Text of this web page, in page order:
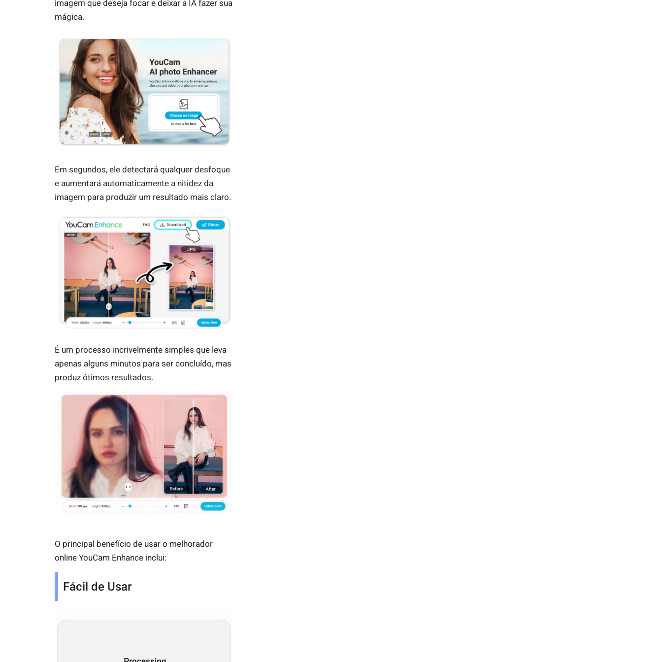
imagem que deseja focar e deixar a IA fazer sua
mágica.
Em segundos, ele detectará qualquer desfoque
e aumentará automaticamente a nitidez da
imagem para produzir um resultado mais claro.
É um processo incrivelmente simples que leva
apenas alguns minutos para ser concluído, mas
produz ótimos resultados.
O principal benefício de usar o melhorador
online YouCam Enhance inclui:
Fácil de Usar